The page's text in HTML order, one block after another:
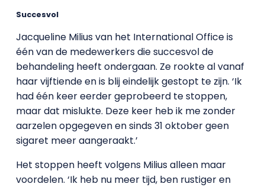
Succesvol
Jacqueline Milius van het International Office is
één van de medewerkers die succesvol de
behandeling heeft ondergaan. Ze rookte al vanaf
haar vijftiende en is blij eindelijk gestopt te zijn. ‘Ik
had één keer eerder geprobeerd te stoppen,
maar dat mislukte. Deze keer heb ik me zonder
aarzelen opgegeven en sinds 31 oktober geen
sigaret meer aangeraakt.’
Het stoppen heeft volgens Milius alleen maar
voordelen. ‘Ik heb nu meer tijd, ben rustiger en